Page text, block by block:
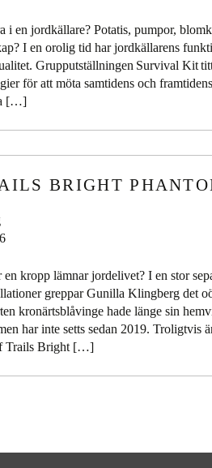
i en jordkällare? Potatis, pumpor,
I en orolig tid har jordkällarens
Grupputställningen Survival Kit
för att möta samtidens och
[…]
BRIGHT
kropp lämnar jordelivet? I en stor
greppar Gunilla Klingberg det
kronärtsblåvinge hade länge sin
har inte setts sedan 2019. Troligtvis
Trails Bright […]